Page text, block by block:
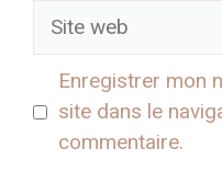
Site
Enregistrer mon
site dans le
commentaire.